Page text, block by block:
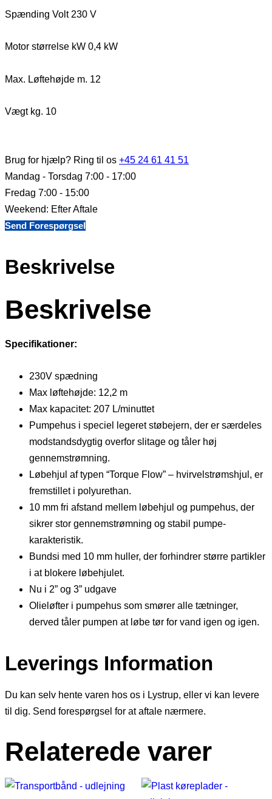
Spænding Volt 230 V
Motor størrelse kW 0,4 kW
Max. Løftehøjde m. 12
Vægt kg. 10
Brug for hjælp? Ring til os +45 24 61 41 51
Mandag - Torsdag 7:00 - 17:00
Fredag 7:00 - 15:00
Weekend: Efter Aftale
Send Forespørgsel
Beskrivelse
Beskrivelse
Specifikationer:
230V spædning
Max løftehøjde: 12,2 m
Max kapacitet: 207 L/minuttet
Pumpehus i speciel legeret støbejern, der er særdeles
modstandsdygtig overfor slitage og tåler høj
gennemstrømning.
Løbehjul af typen “Torque Flow” – hvirvelstrømshjul, er
fremstillet i polyurethan.
10 mm fri afstand mellem løbehjul og pumpehus, der
sikrer stor gennemstrømning og stabil pumpe-
karakteristik.
Bundsi med 10 mm huller, der forhindrer større partikler
i at blokere løbehjulet.
Nu i 2” og 3” udgave
Olieløfter i pumpehus som smører alle tætninger,
derved tåler pumpen at løbe tør for vand igen og igen.
Leverings Information
Du kan selv hente varen hos os i Lystrup, eller vi kan levere
til dig. Send forespørgsel for at aftale nærmere.
Relaterede varer